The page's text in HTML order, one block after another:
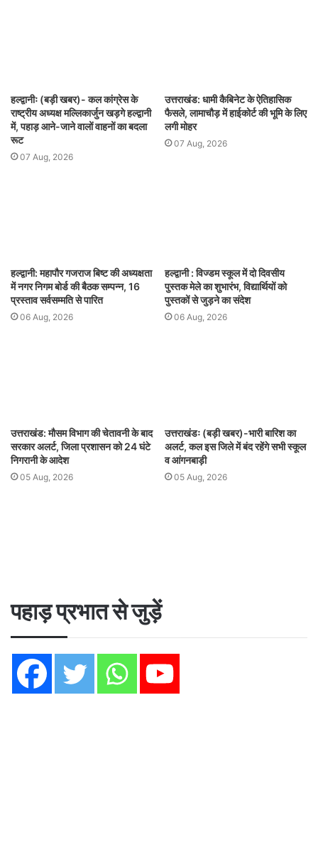
हल्द्वानीः (बड़ी खबर)- कल कांग्रेस के
राष्ट्रीय अध्यक्ष मल्लिकार्जुन खड़गे हल्द्वानी
में, पहाड़ आने-जाने वालों वाहनों का बदला
रूट
07 Aug, 2026
उत्तराखंड: धामी कैबिनेट के ऐतिहासिक
फैसले, लामाचौड़ में हाईकोर्ट की भूमि के लिए
लगी मोहर
07 Aug, 2026
हल्द्वानी: महापौर गजराज बिष्ट की अध्यक्षता
में नगर निगम बोर्ड की बैठक सम्पन्न, 16
प्रस्ताव सर्वसम्मति से पारित
06 Aug, 2026
हल्द्वानी : विज्डम स्कूल में दो दिवसीय
पुस्तक मेले का शुभारंभ, विद्यार्थियों को
पुस्तकों से जुड़ने का संदेश
06 Aug, 2026
उत्तराखंड: मौसम विभाग की चेतावनी के बाद
सरकार अलर्ट, जिला प्रशासन को 24 घंटे
निगरानी के आदेश
05 Aug, 2026
उत्तराखंडः (बड़ी खबर)-भारी बारिश का
अलर्ट, कल इस जिले में बंद रहेंगे सभी स्कूल
व आंगनबाड़ी
05 Aug, 2026
पहाड़ प्रभात से जुड़ें